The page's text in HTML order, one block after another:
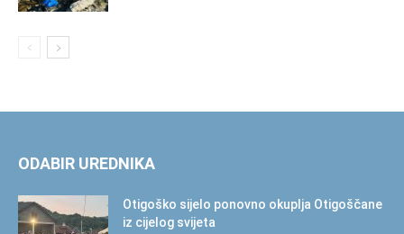
ODABIR UREDNIKA
Otigoško sijelo ponovno okuplja Otigoščane
iz cijelog svijeta